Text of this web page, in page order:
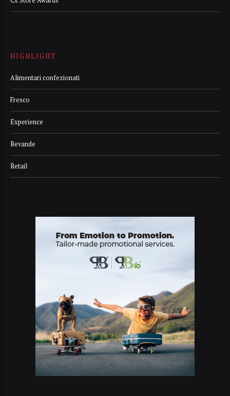
HIGHLIGHT
Alimentari confezionati
Fresco
Experience
Bevande
Retail